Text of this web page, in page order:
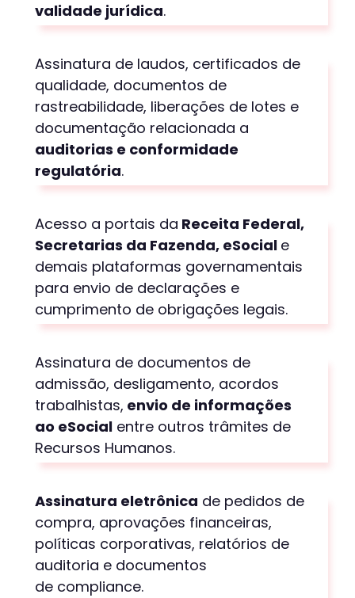
validade jurídica.
Assinatura de laudos, certificados de
qualidade, documentos de
rastreabilidade, liberações de lotes e
documentação relacionada a
auditorias e conformidade
regulatória.
Acesso a portais da Receita Federal,
Secretarias da Fazenda, eSocial e
demais plataformas governamentais
para envio de declarações e
cumprimento de obrigações legais.
Assinatura de documentos de
admissão, desligamento, acordos
trabalhistas, envio de informações
ao eSocialentre outros trâmites de
Recursos Humanos.
Assinatura eletrônica de pedidos de
compra, aprovações financeiras,
políticas corporativas, relatórios de
auditoria e documentos
de compliance.